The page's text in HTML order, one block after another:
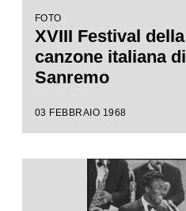
FOTO
XVIII Festival della
canzone italiana di
Sanremo
03 FEBBRAIO 1968